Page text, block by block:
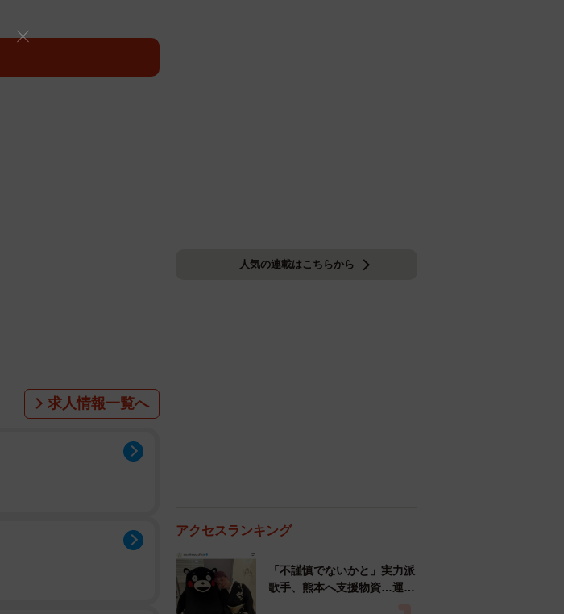
求人情報一覧へ
人気の連載はこちらから
アクセスランキング
「不謹慎でないかと」実力派
歌手、熊本へ支援物資…運搬